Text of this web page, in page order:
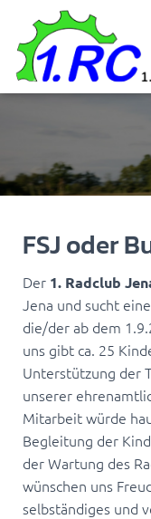
FSJ oder
Der 1. Radclub
Jena und sucht
die/der ab dem
uns gibt ca. 25
Unterstützung der
unserer
Mitarbeit würde
Begleitung der
der Wartung des
wünschen uns
selbständiges und